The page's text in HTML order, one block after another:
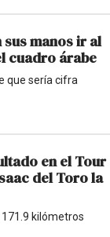
sus manos ir al
cuadro árabe
que sería cifra
en el Tour
del Toro la
kilómetros